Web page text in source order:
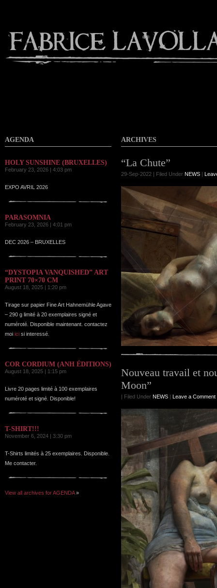
Contact
AGENDA
HOLY SUNSHINE (BRUXELLES)
February 23, 2026 | 4:03 pm
EXPO AVRIL 2026
PARASOMNIA
February 23, 2026 | 4:01 pm
DEC 2026 – BRUXELLES
“DYSTOPIA VANQUISHED” ART
PRINT 70×70 CM
August 18, 2025 | 1:20 pm
Tirage sur papier Fine Art Hahnemühle Agave
– 290 g limité à 20 exemplaires signé et
numéroté. Disponible maintenant. contactez
moi ici si interessé.
COR CORDIUM (ANH ÉDITIONS)
August 18, 2025 | 1:15 pm
Livre 20 pages limité à 100 exemplaires
numéroté et signé. Disponible!
T-SHIRT!!!
November 6, 2024 | 3:30 pm
T-Shirts limités à 25 exemplaires. Disponible.
Me contacter.
View all archives for AGENDA»
ARCHIVES
“La Chute”
29-Sep-2022 | Filed Under NEWS |
Nouveau travail et
Moon”
| Filed Under NEWS | Leave a Comment